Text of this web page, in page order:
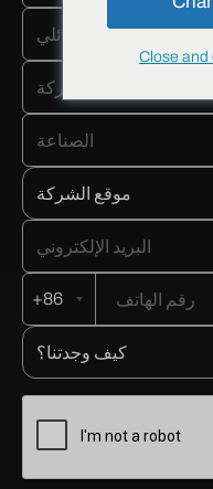
+86
Close and